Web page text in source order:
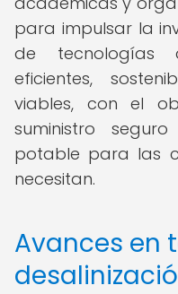
para impulsar la
de tecnologías
eficientes,
viables, con el
suministro
potable para las
necesitan.
Avances en